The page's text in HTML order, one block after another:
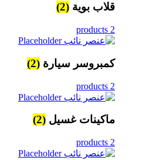
قلاب بوية (2)
2 products
كمبروسر سيارة (2)
2 products
ماكينات غسيل (2)
2 products